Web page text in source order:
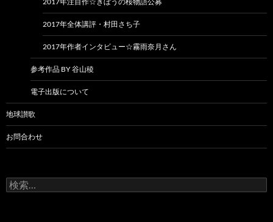
2017年全体講評・村田さち子
2017年作者インタビュー☆霧雨奈月さん
参考作品 BY 谷山稜
電子出版について
地球讃歌
お問合わせ
検
索: